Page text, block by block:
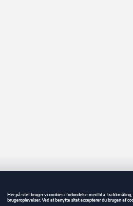
Her på sitet bruger vi cookies i forbindelse med bl.a.
brugeroplevelser. Ved at benytte sitet accepterer du brugen af